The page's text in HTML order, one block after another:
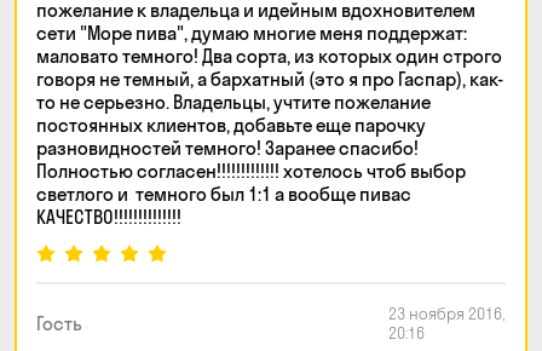
пожелание к владельца и идейным вдохновителем
сети "Море пива", думаю многие меня поддержат:
маловато темного! Два сорта, из которых один строго
говоря не темный, а бархатный (это я про Гаспар), как-
то не серьезно. Владельцы, учтите пожелание
постоянных клиентов, добавьте еще парочку
разновидностей темного! Заранее спасибо!
Полностью согласен!!!!!!!!!!!!! хотелось чтоб выбор
светлого и темного был 1:1 а вообще пивас
КАЧЕСТВО!!!!!!!!!!!!!!
Гость
23 ноября 2016,
20:16